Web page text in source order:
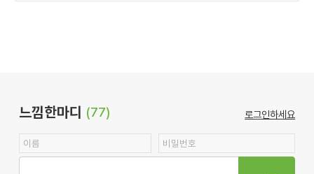
느낌한마디 (77) 로그인하세요